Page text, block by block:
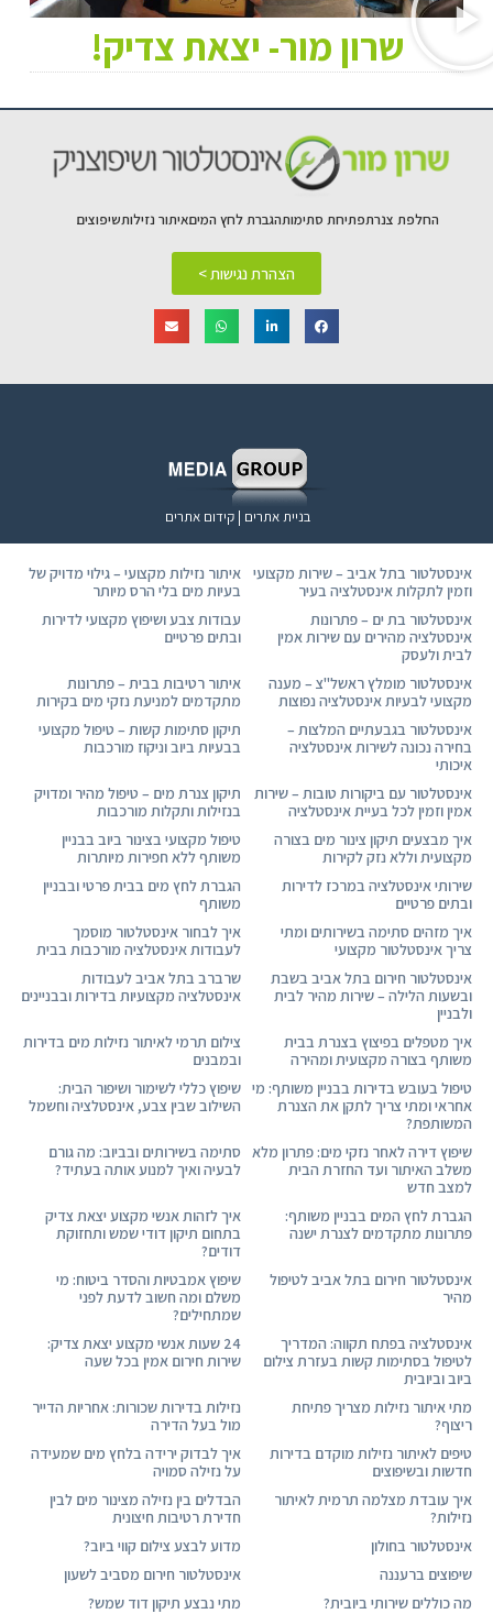
שרון מור- יצאת צדיק!
החלפת צנרתפתיחת סתימותהגברת לחץ המיםאיתור נזילותשיפוצים
הצהרת נגישות >
בניית אתרים | קידום אתרים
אינסטלטור בתל אביב – שירות מקצועי
וזמין לתקלות אינסטלציה בעיר
איתור נזילות מקצועי – גילוי מדויק של
בעיות מים בלי הרס מיותר
אינסטלטור בת ים – פתרונות
אינסטלציה מהירים עם שירות אמין
לבית ולעסק
עבודות צבע ושיפוץ מקצועי לדירות
ובתים פרטיים
אינסטלטור מומלץ ראשל"צ – מענה
מקצועי לבעיות אינסטלציה נפוצות
איתור רטיבות בבית – פתרונות
מתקדמים למניעת נזקי מים בקירות
אינסטלטור בגבעתיים המלצות –
בחירה נכונה לשירות אינסטלציה
איכותי
תיקון סתימות קשות – טיפול מקצועי
בבעיות ביוב וניקוז מורכבות
אינסטלטור עם ביקורות טובות – שירות
אמין וזמין לכל בעיית אינסטלציה
תיקון צנרת מים – טיפול מהיר ומדויק
בנזילות ותקלות מורכבות
איך מבצעים תיקון צינור מים בצורה
מקצועית וללא נזק לקירות
טיפול מקצועי בצינור ביוב בבניין
משותף ללא חפירות מיותרות
שירותי אינסטלציה במרכז לדירות
ובתים פרטיים
הגברת לחץ מים בבית פרטי ובבניין
משותף
איך מזהים סתימה בשירותים ומתי
צריך אינסטלטור מקצועי
איך לבחור אינסטלטור מוסמך
לעבודות אינסטלציה מורכבות בבית
אינסטלטור חירום בתל אביב בשבת
ובשעות הלילה – שירות מהיר לבית
ולבניין
שרברב בתל אביב לעבודות
אינסטלציה מקצועיות בדירות ובבניינים
איך מטפלים בפיצוץ בצנרת בבית
משותף בצורה מקצועית ומהירה
צילום תרמי לאיתור נזילות מים בדירות
ובמבנים
טיפול בעובש בדירות בבניין משותף: מי
אחראי ומתי צריך לתקן את הצנרת
המשותפת?
שיפוץ כללי לשימור ושיפור הבית:
השילוב שבין צבע, אינסטלציה וחשמל
שיפוץ דירה לאחר נזקי מים: פתרון מלא
משלב האיתור ועד החזרת הבית
למצב חדש
סתימה בשירותים ובביוב: מה גורם
לבעיה ואיך למנוע אותה בעתיד?
הגברת לחץ המים בבניין משותף:
פתרונות מתקדמים לצנרת ישנה
איך לזהות אנשי מקצוע יצאת צדיק
בתחום תיקון דודי שמש ותחזוקת
דודים?
אינסטלטור חירום בתל אביב לטיפול
מהיר
שיפוץ אמבטיות והסדר ביטוח: מי
משלם ומה חשוב לדעת לפני
שמתחילים?
אינסטלציה בפתח תקווה: המדריך
לטיפול בסתימות קשות בעזרת צילום
ביוב וביובית
24 שעות אנשי מקצוע יצאת צדיק:
שירות חירום אמין בכל שעה
מתי איתור נזילות מצריך פתיחת
ריצוף?
נזילות בדירות שכורות: אחריות הדייר
מול בעל הדירה
טיפים לאיתור נזילות מוקדם בדירות
חדשות ובשיפוצים
איך לבדוק ירידה בלחץ מים שמעידה
על נזילה סמויה
איך עובדת מצלמה תרמית לאיתור
נזילות?
הבדלים בין נזילה מצינור מים לבין
חדירת רטיבות חיצונית
אינסטלטור בחולון
מדוע לבצע צילום קווי ביוב?
שיפוצים ברעננה
אינסטלטור חירום מסביב לשעון
מה כוללים שירותי ביובית?
מתי נבצע תיקון דוד שמש?